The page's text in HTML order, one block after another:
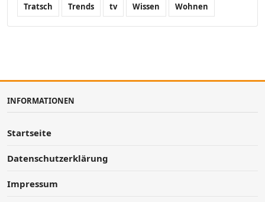
Tratsch
Trends tv Wissen Wohnen
INFORMATIONEN
Startseite
Datenschutzerklärung
Impressum